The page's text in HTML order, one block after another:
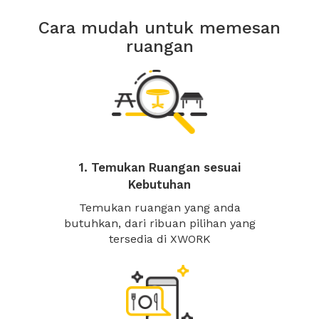
Cara mudah untuk memesan
ruangan
1. Temukan Ruangan sesuai
Kebutuhan
Temukan ruangan yang anda
butuhkan, dari ribuan pilihan yang
tersedia di XWORK